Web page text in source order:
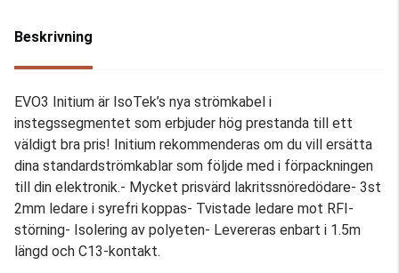
Beskrivning
EVO3 Initium är IsoTek’s nya strömkabel i
instegssegmentet som erbjuder hög prestanda till ett
väldigt bra pris! Initium rekommenderas om du vill ersätta
dina standardströmkablar som följde med i förpackningen
till din elektronik.- Mycket prisvärd lakritssnöredödare- 3st
2mm ledare i syrefri koppas- Tvistade ledare mot RFI-
störning- Isolering av polyeten- Levereras enbart i 1.5m
längd och C13-kontakt.